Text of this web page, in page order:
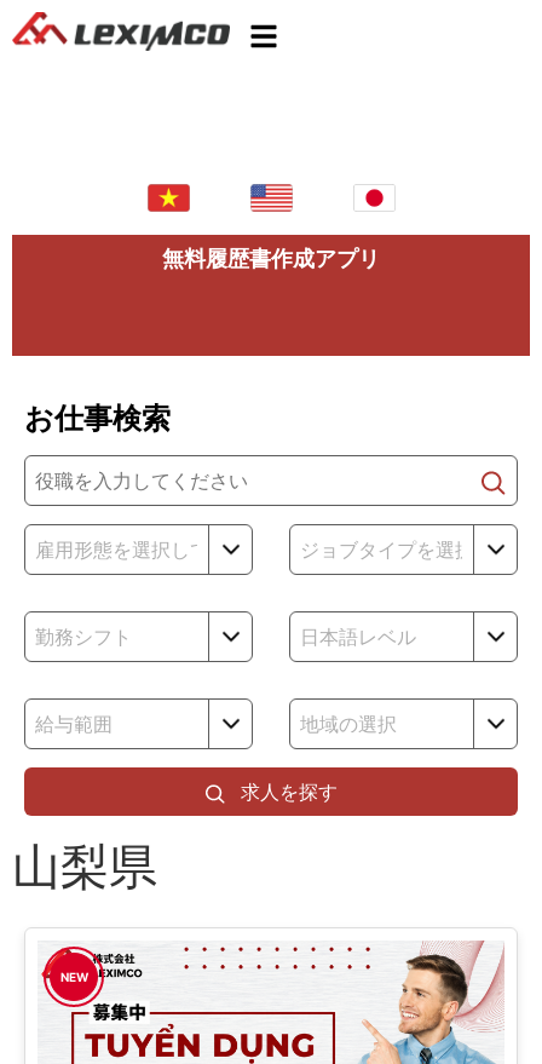
無料履歴書作成アプリ
お仕事検索
求人を探す
山梨県
NEW